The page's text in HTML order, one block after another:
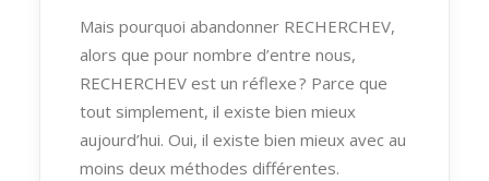
Mais pourquoi abandonner RECHERCHEV,
alors que pour nombre d’entre nous,
RECHERCHEV est un réflexe ? Parce que
tout simplement, il existe bien mieux
aujourd’hui. Oui, il existe bien mieux avec au
moins deux méthodes différentes.